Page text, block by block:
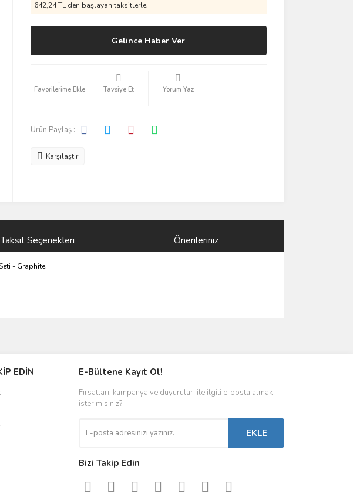
642,24 TL den başlayan taksitlerle!
Gelince Haber Ver
Tavsiye Et Yorum Yaz
Ürün Paylaş :
Karşılaştır
Taksit Seçenekleri Önerileriniz
- Graphite
EDİN E-Bültene Kayıt Ol!
Fırsatları, kampanya ve duyuruları ile ilgili e-posta almak
ister misiniz?
EKLE
Bizi Takip Edin